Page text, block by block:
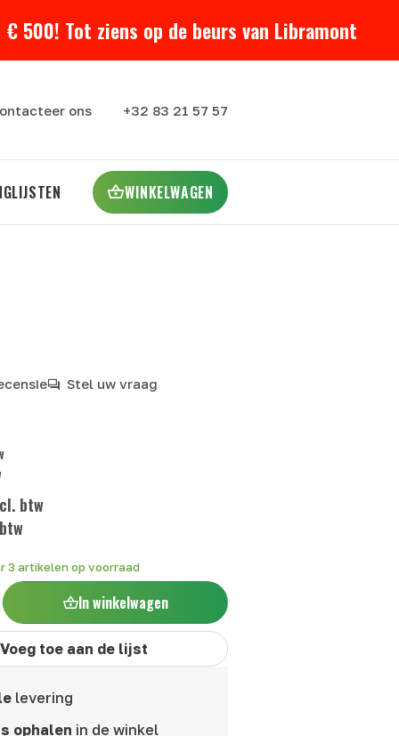
500! Tot ziens op de beurs van Libramont
ons +32 83 21 57 57
WINKELWAGEN
Stel uw vraag
btw
3 artikelen op voorraad
In winkelwagen
Voeg toe aan de lijst
levering
ophalen in de winkel